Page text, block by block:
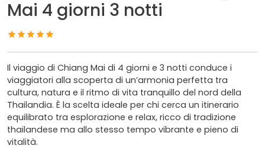
Mai 4 giorni 3 notti
Il viaggio di Chiang Mai di 4 giorni e 3 notti conduce i
viaggiatori alla scoperta di un’armonia perfetta tra
cultura, natura e il ritmo di vita tranquillo del nord della
Thailandia. È la scelta ideale per chi cerca un itinerario
equilibrato tra esplorazione e relax, ricco di tradizione
thailandese ma allo stesso tempo vibrante e pieno di
vitalità.